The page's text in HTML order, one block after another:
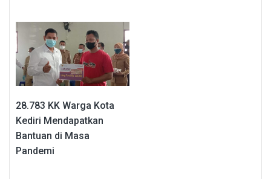
28.783 KK Warga Kota
Kediri Mendapatkan
Bantuan di Masa
Pandemi